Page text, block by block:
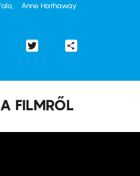
Anne Hathaway
Facebook
FILMRŐL